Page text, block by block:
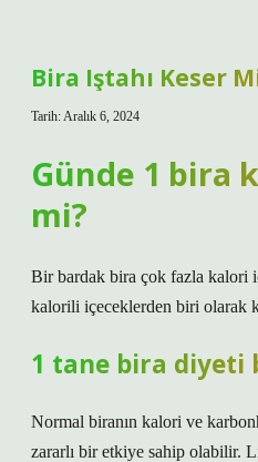
Bira Iştahı Keser
Tarih: Aralık 6, 2024
Günde 1 bira
mi?
Bir bardak bira çok fazla kalori
kalorili içeceklerden biri olarak
1 tane bira diyeti
Normal biranın kalori ve
zararlı bir etkiye sahip olabilir.